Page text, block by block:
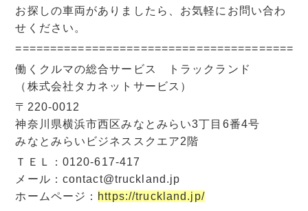
お探しの車両がありましたら、お気軽にお問い合わ
せください。
=========================================
働くクルマの総合サービス トラックランド
（株式会社タカネットサービス）
〒220-0012
神奈川県横浜市西区みなとみらい3丁目6番4号
みなとみらいビジネススクエア2階
ＴＥＬ：0120-617-417
メール：contact@truckland.jp
ホームページ： https://truckland.jp/